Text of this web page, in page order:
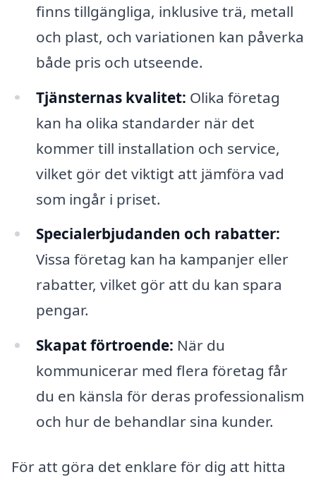
finns tillgängliga, inklusive trä, metall
och plast, och variationen kan påverka
både pris och utseende.
Tjänsternas kvalitet: Olika företag
kan ha olika standarder när det
kommer till installation och service,
vilket gör det viktigt att jämföra vad
som ingår i priset.
Specialerbjudanden och rabatter:
Vissa företag kan ha kampanjer eller
rabatter, vilket gör att du kan spara
pengar.
Skapat förtroende: När du
kommunicerar med flera företag får
du en känsla för deras professionalism
och hur de behandlar sina kunder.
För att göra det enklare för dig att hitta